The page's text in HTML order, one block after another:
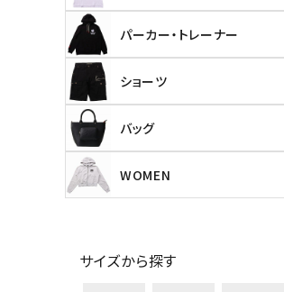
キーワードから探す
カテゴリ
パーカー・トレーナー
ショーツ
バッグ
WOMEN
サイズから探す